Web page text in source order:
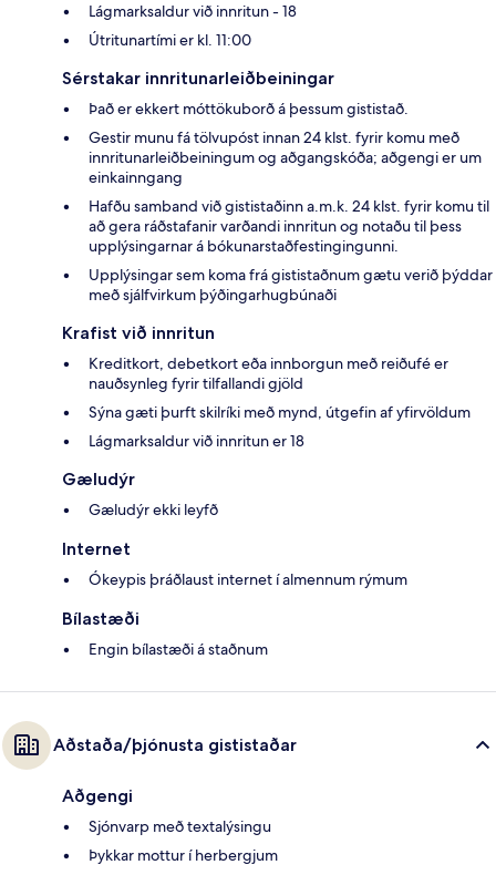
Lágmarksaldur við innritun - 18
Útritunartími er kl. 11:00
Sérstakar innritunarleiðbeiningar
Það er ekkert móttökuborð á þessum gististað.
Gestir munu fá tölvupóst innan 24 klst. fyrir komu með
innritunarleiðbeiningum og aðgangskóða; aðgengi er um
einkainngang
Hafðu samband við gististaðinn a.m.k. 24 klst. fyrir komu til
að gera ráðstafanir varðandi innritun og notaðu til þess
upplýsingarnar á bókunarstaðfestingingunni.
Upplýsingar sem koma frá gististaðnum gætu verið þýddar
með sjálfvirkum þýðingarhugbúnaði
Krafist við innritun
Kreditkort, debetkort eða innborgun með reiðufé er
nauðsynleg fyrir tilfallandi gjöld
Sýna gæti þurft skilríki með mynd, útgefin af yfirvöldum
Lágmarksaldur við innritun er 18
Gæludýr
Gæludýr ekki leyfð
Internet
Ókeypis þráðlaust internet í almennum rýmum
Bílastæði
Engin bílastæði á staðnum
Aðstaða/þjónusta gististaðar
Aðgengi
Sjónvarp með textalýsingu
Þykkar mottur í herbergjum